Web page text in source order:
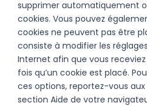
supprimer automatiquement
cookies. Vous pouvez
cookies ne peuvent pas être
consiste à modifier les
Internet afin que vous
fois qu’un cookie est placé.
ces options, reportez-vous
section Aide de votre